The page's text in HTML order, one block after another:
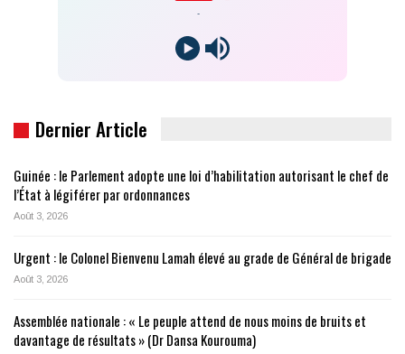
Dernier Article
Guinée : le Parlement adopte une loi d’habilitation autorisant le chef de
l’État à légiférer par ordonnances
Août 3, 2026
Urgent : le Colonel Bienvenu Lamah élevé au grade de Général de brigade
Août 3, 2026
Assemblée nationale : « Le peuple attend de nous moins de bruits et
davantage de résultats » (Dr Dansa Kourouma)